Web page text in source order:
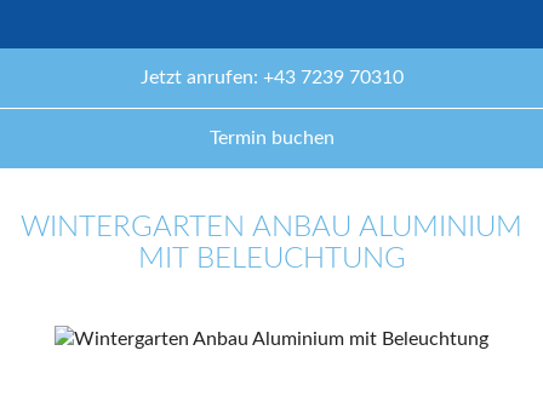
Jetzt anrufen: +43 7239 70310
Termin buchen
WINTERGARTEN ANBAU ALUMINIUM
MIT BELEUCHTUNG